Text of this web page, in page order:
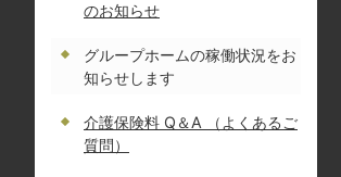
のお知らせ
グループホームの稼働状況をお
知らせします
介護保険料 Q＆A （よくあるご
質問）